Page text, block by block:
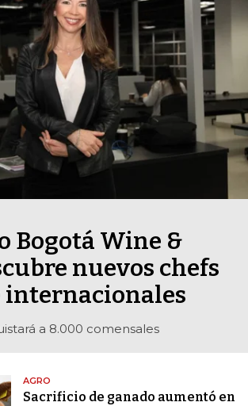
Bogotá Wine &
nuevos chefs
internacionales
a 8.000 comensales
AGRO
Sacrificio de ganado aumentó en